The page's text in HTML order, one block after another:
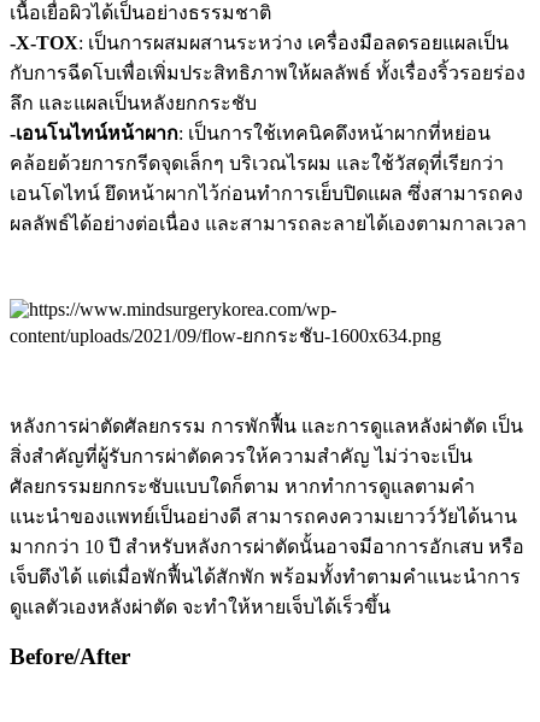
เนื้อเยื่อผิวได้เป็นอย่างธรรมชาติ
-X-TOX: เป็นการผสมผสานระหว่าง เครื่องมือลดรอยแผลเป็น
กับการฉีดโบเพื่อเพิ่มประสิทธิภาพให้ผลลัพธ์ ทั้งเรื่องริ้วรอยร่อง
ลึก และแผลเป็นหลังยกกระชับ
-เอนโนไทน์หน้าผาก: เป็นการใช้เทคนิคดึงหน้าผากที่หย่อน
คล้อยด้วยการกรีดจุดเล็กๆ บริเวณไรผม และใช้วัสดุที่เรียกว่า
เอนโดไทน์ ยึดหน้าผากไว้ก่อนทำการเย็บปิดแผล ซึ่งสามารถคง
ผลลัพธ์ได้อย่างต่อเนื่อง และสามารถละลายได้เองตามกาลเวลา
หลังการผ่าตัดศัลยกรรม การพักฟื้น และการดูแลหลังผ่าตัด เป็น
สิ่งสำคัญที่ผู้รับการผ่าตัดควรให้ความสำคัญ ไม่ว่าจะเป็น
ศัลยกรรมยกกระชับแบบใดก็ตาม หากทำการดูแลตามคำ
แนะนำของแพทย์เป็นอย่างดี สามารถคงความเยาวว์วัยได้นาน
มากกว่า 10 ปี สำหรับหลังการผ่าตัดนั้นอาจมีอาการอักเสบ หรือ
เจ็บตึงได้ แต่เมื่อพักฟื้นได้สักพัก พร้อมทั้งทำตามคำแนะนำการ
ดูแลตัวเองหลังผ่าตัด จะทำให้หายเจ็บได้เร็วขึ้น
Before/After